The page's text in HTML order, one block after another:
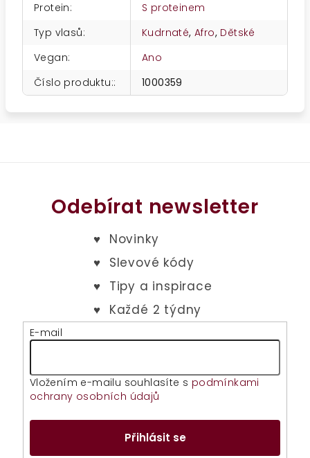
Protein:
S proteinem
Typ vlasů: Kudrnaté,Afro, Dětské
Vegan:
Ano
Číslo produktu:: 1000359
Odebírat newsletter
E-mail
Vložením e-mailu souhlasíte s podmínkami
ochrany osobních údajů
Přihlásit se